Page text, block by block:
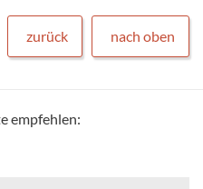
zurück nach oben
empfehlen: